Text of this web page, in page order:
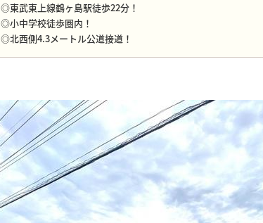
◎東武東上線鶴ヶ島駅徒歩22分！
◎小中学校徒歩圏内！
◎北西側4.3メートル公道接道！